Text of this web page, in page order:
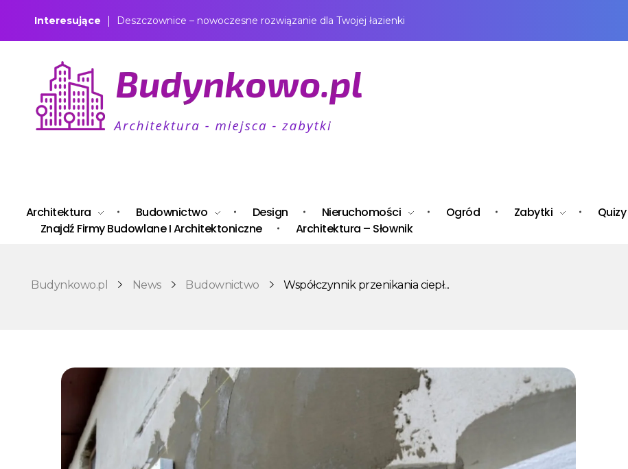
Interesujące Deszczownice – nowoczesne rozwiązanie dla Twojej łazienki
Architektura Budownictwo Design Nieruchomości Ogród Zabytki
Znajdź Firmy Budowlane I Architektoniczne
Architektura – Słownik
Budynkowo.pl News Budownictwo Współczynnik przenikania ciepł...